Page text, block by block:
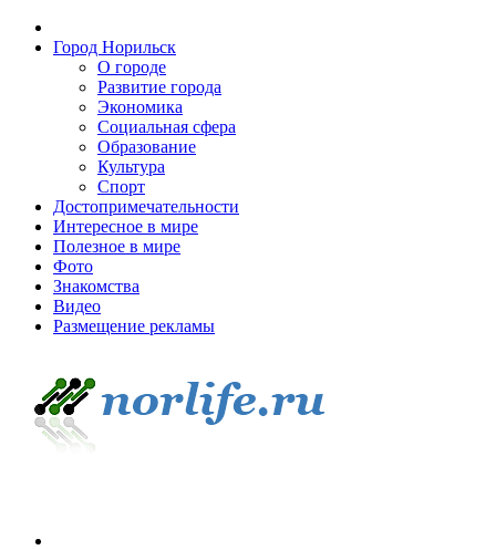
Город Норильск
О городе
Развитие города
Экономика
Социальная сфера
Образование
Культура
Спорт
Достопримечательности
Интересное в мире
Полезное в мире
Фото
Знакомства
Видео
Размещение рекламы